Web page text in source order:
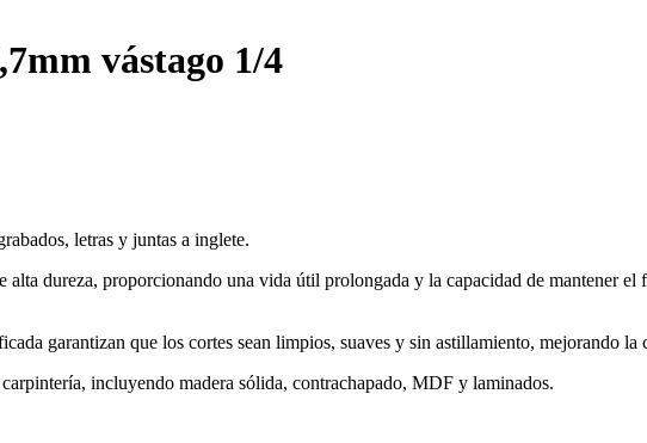
vástago 1/4
letras y juntas a inglete.
dureza, proporcionando una vida útil prolongada y la capacidad de mantener
garantizan que los cortes sean limpios, suaves y sin astillamiento, mejorando la
incluyendo madera sólida, contrachapado, MDF y laminados.